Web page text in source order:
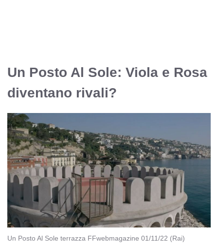
Un Posto Al Sole: Viola e Rosa
diventano rivali?
Un Posto Al Sole terrazza FFwebmagazine 01/11/22 (Rai)